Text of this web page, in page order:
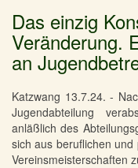
Das einzig
Veränderung.
an
Katzwang 13.7.24. -
Jugendabteilung
anläßlich des
sich aus beruflichen
Vereinsmeisterschaften